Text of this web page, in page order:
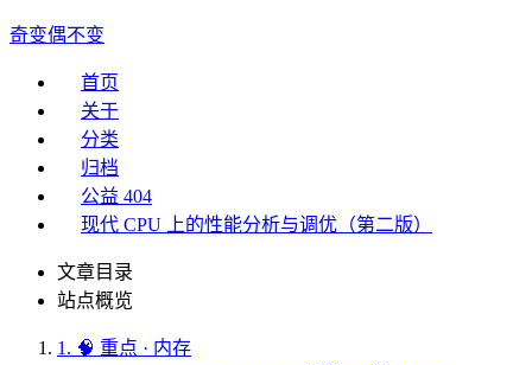
奇变偶不变
首页
关于
分类
归档
公益 404
现代 CPU 上的性能分析与调优（第二版）
文章目录
站点概览
1. 🧠 重点 · 内存